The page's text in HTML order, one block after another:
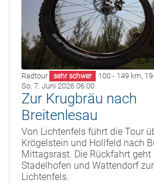
Radtour sehr schwer 100 - 149 km,
So. 7. Juni 2026 06:00
Zur Krugbräu nach
Breitenlesau
Von Lichtenfels führt die Tour
Krögelstein und Hollfeld nach
Mittagsrast. Die Rückfahrt geht
Stadelhofen und Wattendorf
Lichtenfels.